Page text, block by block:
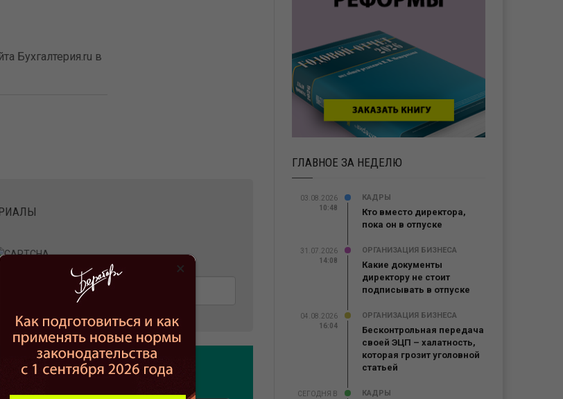
Бухгалтерия.ru в
ГЛАВНОЕ ЗА НЕДЕЛЮ
03.08.2026
10:48
КАДРЫ
Кто вместо директора,
пока он в отпуске
31.07.2026
14:08
ОРГАНИЗАЦИЯ БИЗНЕСА
Какие документы
директору не стоит
подписывать в отпуске
04.08.2026
16:04
ОРГАНИЗАЦИЯ БИЗНЕСА
Бесконтрольная передача
своей ЭЦП – халатность,
которая грозит уголовной
статьей
СЕГОДНЯ В
КАДРЫ
×